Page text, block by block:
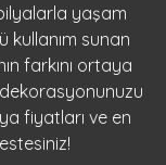
yaşam
kullanım sunan
farkını ortaya
fiyatları ve en